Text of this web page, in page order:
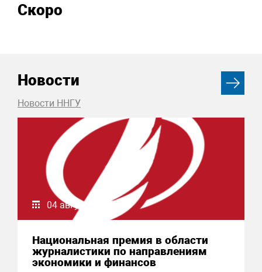
Скоро
Новости
Новости ННГУ
04 августа 2026
Национальная премия в области
журналистики по направлениям
экономики и финансов